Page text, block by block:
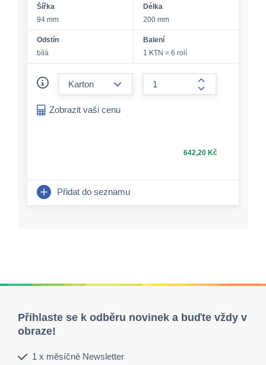
Šířka
94 mm
Délka
200 mm
Odstín
bílá
Balení
1 KTN = 6 rolí
form.increase-
Zobrazit vaši cenu
642,20 Kč
Přidat do seznamu
Přihlaste se k odběru novinek a buďte vždy v
obraze!
1 x měsíčně Newsletter